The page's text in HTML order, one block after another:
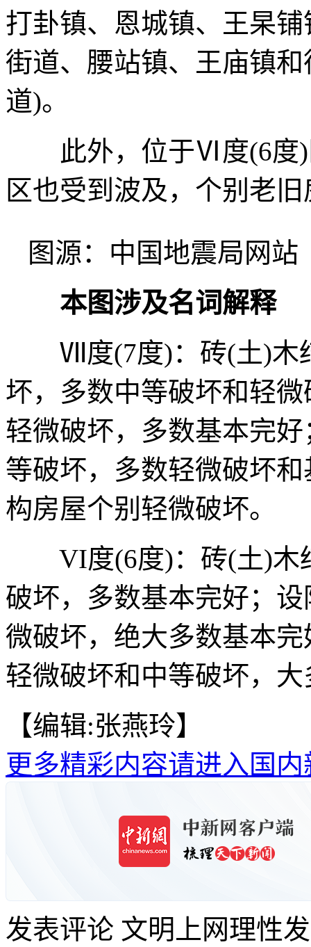
打卦镇、恩城镇、王杲
街道、腰站镇、王庙镇
道)。
此外，位于Ⅵ度(6度)
区也受到波及，个别老
图源：中国地震局网站
本图涉及名词解释
Ⅶ度(7度)：砖(土)木
坏，多数中等破坏和轻
轻微破坏，多数基本完
等破坏，多数轻微破坏
构房屋个别轻微破坏。
VI度(6度)：砖(土)木
破坏，多数基本完好；
微破坏，绝大多数基本
轻微破坏和中等破坏，
【编辑:张燕玲】
更多精彩内容请进入国内
发表评论 文明上网理性